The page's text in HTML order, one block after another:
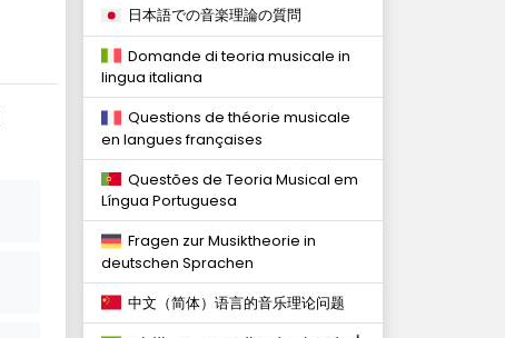
日本語での音楽理論の質問
Domande di teoria musicale in
lingua italiana
Questions de théorie musicale
en langues françaises
Questões de Teoria Musical em
Língua Portuguesa
Fragen zur Musiktheorie in
deutschen Sprachen
中文（简体）语言的音乐理论问题